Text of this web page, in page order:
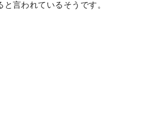
言われているそうです。